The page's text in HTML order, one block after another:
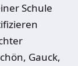
Schule
Gauck,